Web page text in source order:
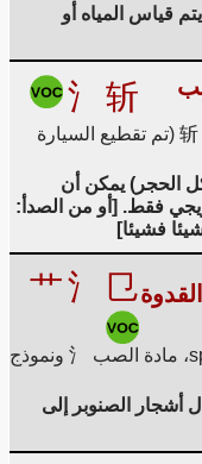
قياس المياه أو
氵 斩
اليسار: الماء 氵، اليمين: الفرم 斩 (تم تقطيع السيارة
الحجر) يمكن أن
فقط. [أو من الصدأ:
فشيئا]
艹氵 㔾
هنا: صورة القالب مع sprues 艹، مادة الصب 氵 ونموذج
أشجار الصنوبر إلى